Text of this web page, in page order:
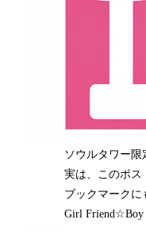
ソウルタワー限
実は、このポス
ブックマークに
Girl Friend☆Boy